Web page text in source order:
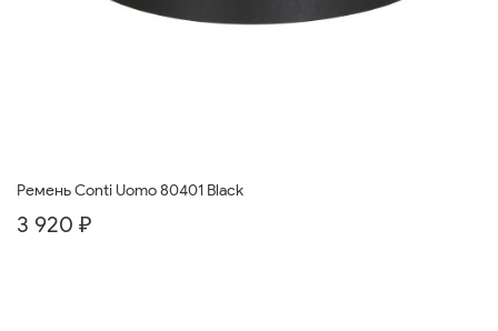
Ремень Conti Uomo 80401 Black
3 920 ₽